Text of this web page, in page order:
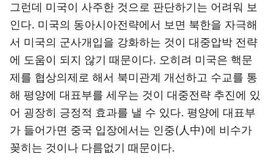
그런데 미국이 사주한 것으로 판단하기는 어려워 보
인다. 미국의 동아시아전략에서 보면 북한을 자극해
서 미국의 군사개입을 강화하는 것이 대중압박 전략
에 도움이 되지 않기 때문이다. 오히려 미국은 핵문
제를 협상의제로 해서 북미관계 개선하고 수교를 통
해 평양에 대표부를 세우는 것이 대중전략 추진에 있
어 굉장히 긍정적 효과를 낼 수 있다. 평양에 대표부
가 들어가면 중국 입장에서는 인중(人中)에 비수가
꽂히는 것이나 다름없기 때문이다.